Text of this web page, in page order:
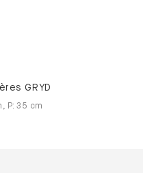
GRYD
P:35 cm